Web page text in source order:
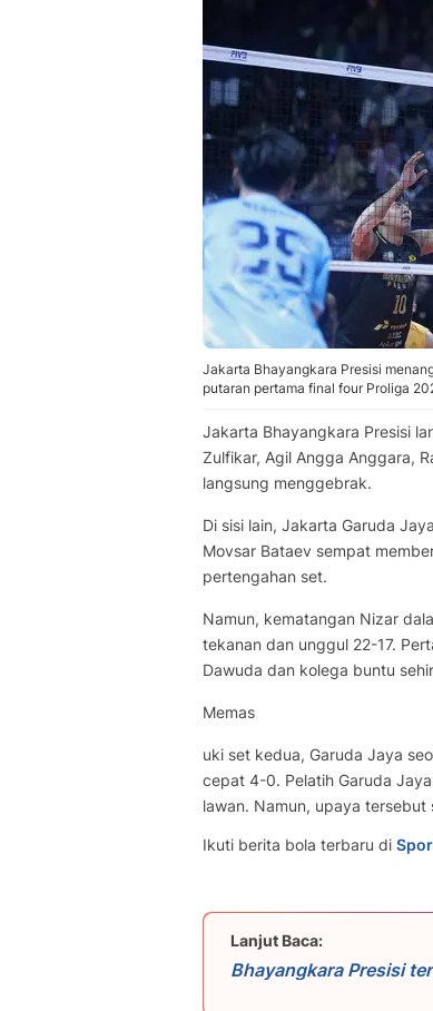
Jakarta Bhayangkara Presisi
putaran pertama final four Proliga
​​Jakarta Bhayangkara Presisi
Zulfikar, Agil Angga Anggara,
langsung menggebrak.
​Di sisi lain, Jakarta Garuda
Movsar Bataev sempat
pertengahan set.
Namun, kematangan Nizar
tekanan dan unggul 22-17.
Dawuda dan kolega buntu
Memas
uki set kedua, Garuda Jaya
cepat 4-0. Pelatih Garuda
lawan. Namun, upaya tersebut
Ikuti berita bola terbaru di
Lanjut Baca:
​Bhayangkara Presisi